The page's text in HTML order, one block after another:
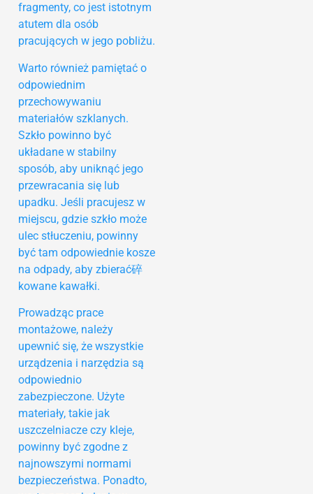
fragmenty, co jest istotnym
atutem dla osób
pracujących w jego pobliżu.
Warto również pamiętać o
odpowiednim
przechowywaniu
materiałów szklanych.
Szkło powinno być
układane w stabilny
sposób, aby uniknąć jego
przewracania się lub
upadku. Jeśli pracujesz w
miejscu, gdzie szkło może
ulec stłuczeniu, powinny
być tam odpowiednie kosze
na odpady, aby zbierać碎
kowane kawałki.
Prowadząc prace
montażowe, należy
upewnić się, że wszystkie
urządzenia i narzędzia są
odpowiednio
zabezpieczone. Użyte
materiały, takie jak
uszczelniacze czy kleje,
powinny być zgodne z
najnowszymi normami
bezpieczeństwa. Ponadto,